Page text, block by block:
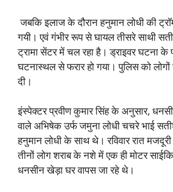
जबकि इलाज के दौरान हनुमान लोधी की
गयी। एवं गंभीर रूप से घायल तीसरे साथी
ट्रामा सेंटर में चल रहा है। ड्राइवर घटना
घटनास्थल से फरार हो गया। पुलिस को
दी।
इंस्पेक्टर प्रवीण कुमार सिंह के अनुसार,
वाले अभिषेक उर्फ जमुना लोधी चचरे भाई
हनुमान लोधी के साथ थे। रविवार रात
तीनों लोग शराब के नशे में एक ही मोटर
धनसीन खेड़ा घर वापस जा रहे थे।